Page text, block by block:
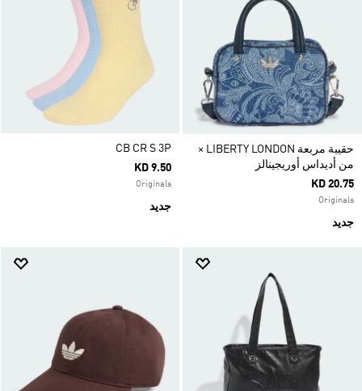
حقيبة مربعة LIBERTY LONDON ×
من أديداس أوريجينالز
KD 20.75
Originals
جديد
CB CR S 3P
KD 9.50
Originals
جديد